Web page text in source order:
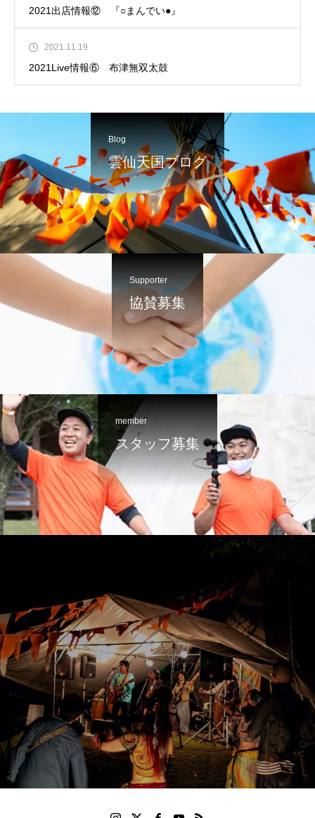
2021出店情報⑫ 『○まんでい●』
2021.11.19
2021Live情報⑥ 布津無双太鼓
Blog
雲仙天国ブログ
Supporter
協賛募集
member
スタッフ募集